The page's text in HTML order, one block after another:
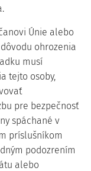
Únie alebo
ohrozenia
musí
tejto osoby,
pre bezpečnosť
spáchané v
príslušníkom
podozrením
alebo